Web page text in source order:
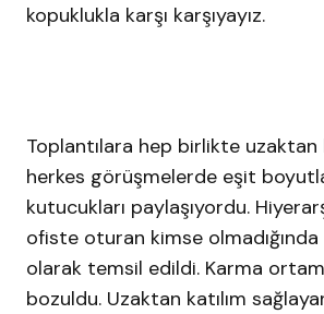
kopuklukla karşı karşıyayız.
Toplantılara hep birlikte uzaktan
herkes görüşmelerde eşit
kutucukları paylaşıyordu.
ofiste oturan kimse
olarak temsil edildi. Karma
bozuldu. Uzaktan katılım